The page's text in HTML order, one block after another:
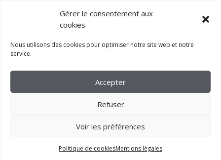
Gérer le consentement aux
cookies
Nous utilisons des cookies pour optimiser notre site web et notre
service.
Accepter
Refuser
Voir les préférences
Politique de cookiesMentions légales
FM CRÉATION